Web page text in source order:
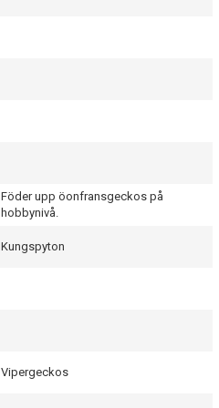
Föder upp öonfransgeckos på
hobbynivå.
Kungspyton
Vipergeckos